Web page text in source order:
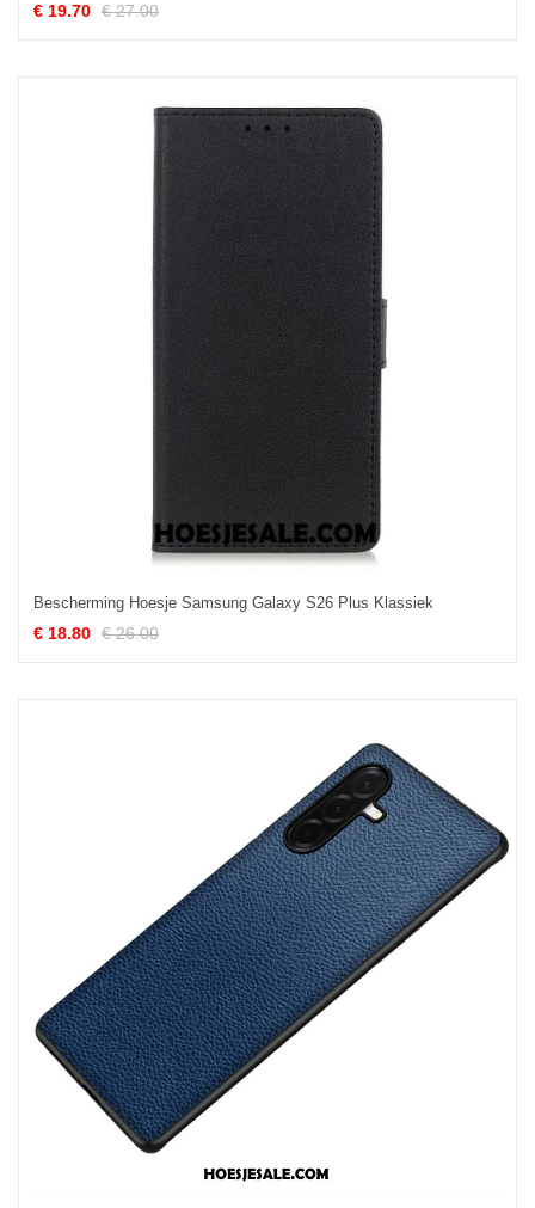
€ 19.70 € 27.00
Bescherming Hoesje Samsung Galaxy S26 Plus Klassiek
€ 18.80 € 26.00